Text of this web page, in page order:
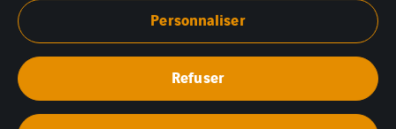
Mentions légales
Politique d’utilisation des cookies
Personnaliser
Refuser